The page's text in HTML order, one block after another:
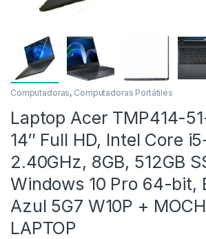
Computadoras, Computadoras Portátiles
Laptop Acer TMP414-
14″ Full HD, Intel Core
2.40GHz, 8GB, 512GB
Windows 10 Pro 64-bit,
Azul 5G7 W10P +
LAPTOP